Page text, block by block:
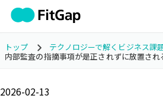
トップ テクノロジーで解くビジネス課
内部監査の指摘事項が是正されずに放置さ
2026-02-13